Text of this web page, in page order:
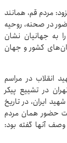
مردم قم، همانند
در صحنه، روحیه
به جهانیان نشان
کشور و جهان
انقلاب در مراسم
در تشییع پیکر
ایران، در تاریخ
حضور همان ‌مردم
آنها گفته بود: